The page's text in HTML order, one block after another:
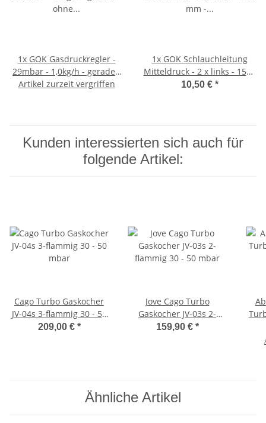
1x GOK Gasdruckregler -
29mbar - 1,0kg/h - gerade -
ohne Manometer - 0100104
Artikel zurzeit vergriffen
1x GOK Schlauchleitung
Mitteldruck - 2 x links - 1500
10,50 € *
Kunden interessierten sich auch für
folgende Artikel:
Cago Turbo Gaskocher
JV-04s 3-flammig 30 - 50
mbar
209,00 € *
Jove Cago Turbo
Gaskocher JV-03s 2-
flammig 30 - 50 mbar
159,90 € *
Ähnliche Artikel